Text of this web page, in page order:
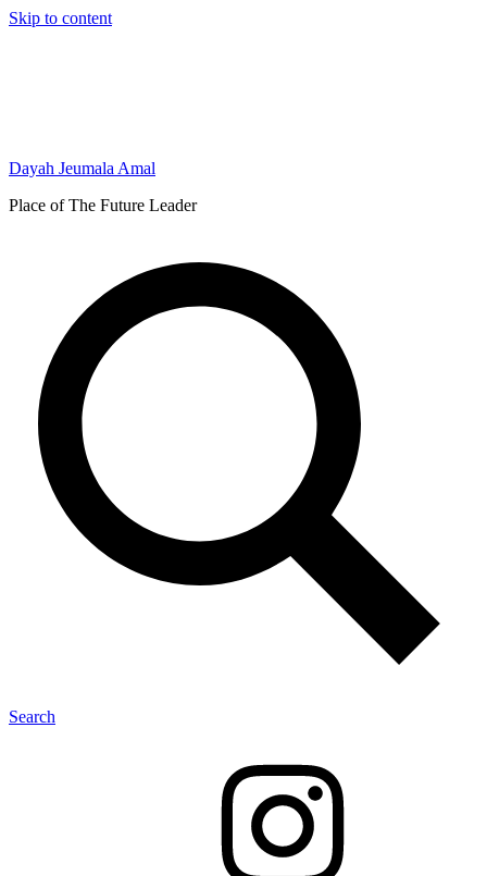
Skip to content
Dayah Jeumala Amal
Place of The Future Leader
Search